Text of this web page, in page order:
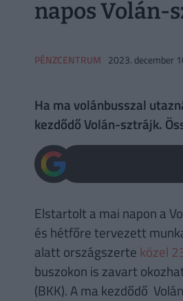
napos Volán-
PÉNZCENTRUM 2023. december
Ha ma volánbusszal
kezdődő Volán-sztrájk.
Elstartolt a mai napon a
és hétfőre tervezett
alatt országszerte közel
buszokon is zavart
(BKK). A ma kezdődő